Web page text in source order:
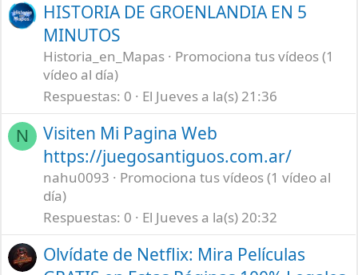
HISTORIA DE GROENLANDIA EN 5
MINUTOS
Historia_en_Mapas
Promociona tus vídeos (1
vídeo al día)
Respuestas 0 El Jueves a la(s) 21:36
N
Visiten Mi Pagina Web
https://juegosantiguos.com.ar/
nahu0093
Promociona tus vídeos (1 vídeo al
día)
Respuestas 0 El Jueves a la(s) 20:32
Olvídate de Netflix: Mira Películas